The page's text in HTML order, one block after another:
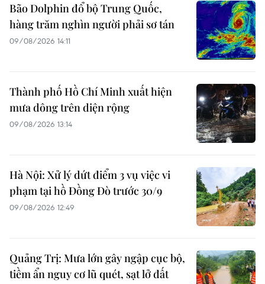
Bão Dolphin đổ bộ Trung Quốc,
hàng trăm nghìn người phải sơ tán
09/08/2026 14:11
Thành phố Hồ Chí Minh xuất hiện
mưa dông trên diện rộng
09/08/2026 13:14
Hà Nội: Xử lý dứt điểm 3 vụ việc vi
phạm tại hồ Đồng Đò trước 30/9
09/08/2026 12:49
Quảng Trị: Mưa lớn gây ngập cục bộ,
tiềm ẩn nguy cơ lũ quét, sạt lở đất